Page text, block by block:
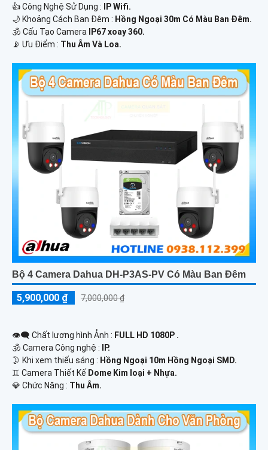
👍 Công Nghệ Sử Dụng :
IP Wifi.
🌙 Khoảng Cách Ban Đêm : Hồng Ngoại 30m Có Màu Ban Ðêm.
🕉️ Cấu Tạo Camera
IP67 xoay 360.
️📡 Ưu Điểm : Thu Âm Và Loa.
Bộ 4 Camera Dahua DH-P3AS-PV Có Màu Ban Đêm
5,900,000 ₫ 7,000,000 ₫
👁️‍🗨 Chất lượng hình Ảnh : FULL HD 1080P .
🕉️ Camera Công nghệ :
IP.
🌛 Khi xem thiếu sáng : Hồng Ngoại 10m Hồng Ngoại SMD.
♊ Camera Thiết Kế Dome Kim loại + Nhựa.
️💎 Chức Năng : Thu Âm.